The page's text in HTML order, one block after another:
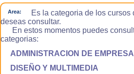
Area:
Es la categoria de los cursos
deseas consultar.
En estos momentos puedes
categorias:
ADMINISTRACION DE
DISEÑO Y MULTIMEDIA